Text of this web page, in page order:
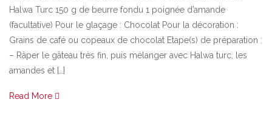
Halwa Turc 150 g de beurre fondu 1 poignée d’amande
(facultative) Pour le glaçage : Chocolat Pour la décoration :
Grains de café ou copeaux de chocolat Etape(s) de préparation :
– Râper le gâteau très fin, puis mélanger avec Halwa turc, les
amandes et […]
Read More